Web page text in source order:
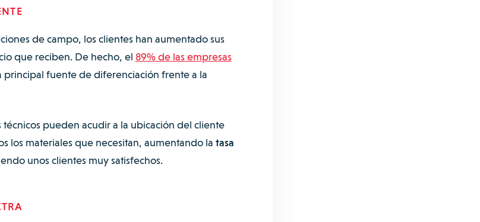
de campo, los clientes han aumentado sus
que reciben. De hecho, el 89% de las empresas
principal fuente de diferenciación frente a la
pueden acudir a la ubicación del cliente
los materiales que necesitan, aumentando la tasa
unos clientes muy satisfechos.